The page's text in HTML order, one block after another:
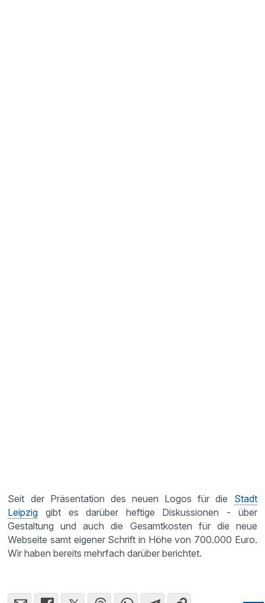
Seit der Präsentation des neuen Logos für die Stadt
Leipzig gibt es darüber heftige Diskussionen - über
Gestaltung und auch die Gesamtkosten für die neue
Webseite samt eigener Schrift in Höhe von 700.000 Euro.
Wir haben bereits mehrfach darüber berichtet.